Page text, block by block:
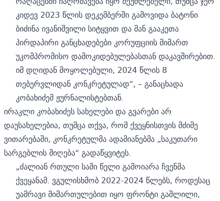
კიდევ 2023 წლის დეკემბერში გამოვიდა ბატონი
ბიძინა ივანიშვილი სიტყვით და მან გააკეთა
პირდაპირი განცხადებები კორუფციის მიმართ
უკომპრომისო დამოკიდებულებასთან დაკავშირებით.
იმ დღიდან მოყოლებული, 2024 წლის 8
თებერვლიდან კონკრეტულად“, – განაცხადა
კობახიძემ ჟურნალისტებთან.
ირაკლი კობახიძეს სახელები და გვარები არ
დაუსახელებია, თუმცა თქვა, რომ ქვეყნისთვის მძიმე
ვითარებაში, კონკრეტულმა ადამიანებმა „საკუთარი
სარგებლის მიღება“ გადაწყვიტეს.
„ძალიან რთული სამი წელი გამოიარა ჩვენმა
ქვეყანამ. ვგულისხმობ 2022-2024 წლებს, როდესაც
უამრავი მიმართულებით იყო ფრონტი გაშლილი,